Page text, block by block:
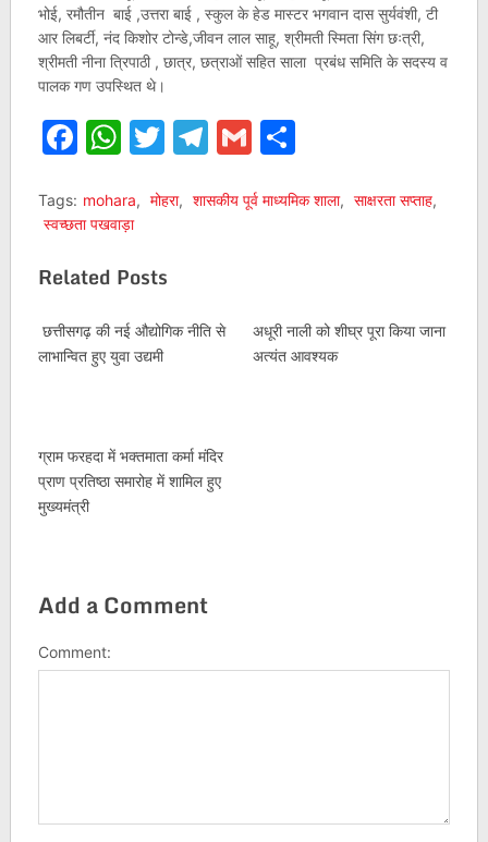
भोई, रमौतीन बाई ,उत्तरा बाई , स्कुल के हेड मास्टर भगवान दास सुर्यवंशी, टी
आर लिबर्टी, नंद किशोर टोन्डे,जीवन लाल साहू, श्रीमती स्मिता सिंग छःत्री,
श्रीमती नीना त्रिपाठी , छात्र, छत्राओं सहित साला प्रबंध समिति के सदस्य व
पालक गण उपस्थित थे।
Facebook
WhatsApp
Twitter
Telegram
GmailShare
Tags: mohara, मोहरा, शासकीय पूर्व माध्यमिक शाला, साक्षरता सप्ताह,
स्वच्छता पखवाड़ा
Related Posts
छत्तीसगढ़ की नई औद्योगिक नीति से
लाभान्वित हुए युवा उद्यमी
अधूरी नाली को शीघ्र पूरा किया जाना
अत्यंत आवश्यक
ग्राम फरहदा में भक्तमाता कर्मा मंदिर
प्राण प्रतिष्ठा समारोह में शामिल हुए
मुख्यमंत्री
Add a Comment
Comment: